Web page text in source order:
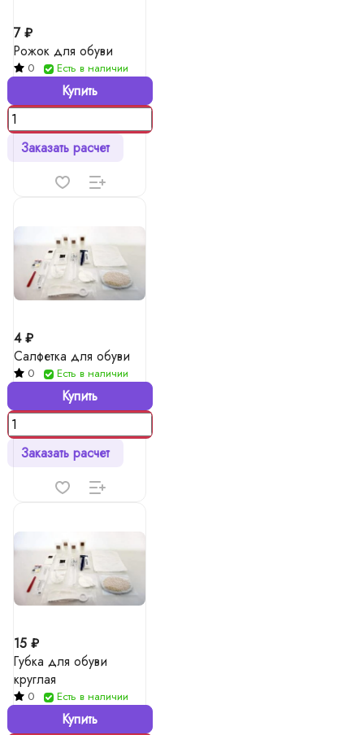
7 ₽
Рожок для обуви
0 Есть в наличии
Купить
Заказать расчет
4 ₽
Салфетка для обуви
0 Есть в наличии
Купить
Заказать расчет
15 ₽
Губка для обуви
круглая
0 Есть в наличии
Купить